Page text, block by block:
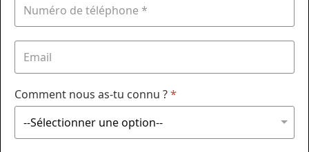
Comment nous as-tu connu ?*